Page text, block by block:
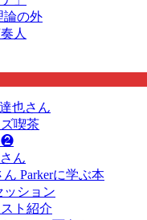
論の外
人
也さん
喫茶
❷
ん
Parkerに学ぶ本
ション
ト紹介